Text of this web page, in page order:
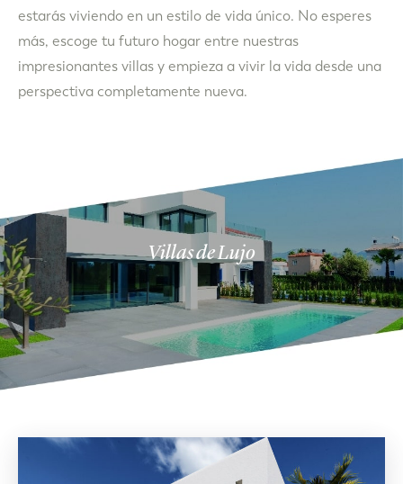
estarás viviendo en un estilo de vida único. No esperes
más, escoge tu futuro hogar entre nuestras
impresionantes villas y empieza a vivir la vida desde una
perspectiva completamente nueva.
Villas de Lujo